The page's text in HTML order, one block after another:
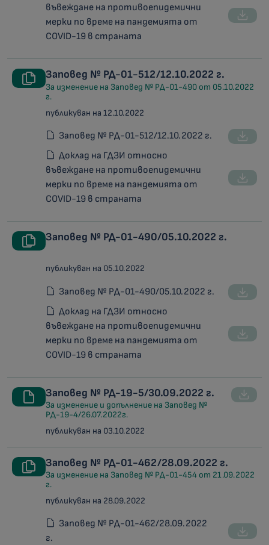
въвеждане на противоепидемични
мерки по време на пандемията от
COVID-19 в страната
Заповед № РД-01-512/12.10.2022 г.
За изменение на Заповед № РД-01-490 от 05.10.2022
г.
публикуван на 12.10.2022
Заповед № РД-01-512/12.10.2022 г.
Доклад на ГДЗИ относно
въвеждане на противоепидемични
мерки по време на пандемията от
COVID-19 в страната
Заповед № РД-01-490/05.10.2022 г.
публикуван на 05.10.2022
Заповед № РД-01-490/05.10.2022 г.
Доклад на ГДЗИ относно
въвеждане на противоепидемични
мерки по време на пандемията от
COVID-19 в страната
Заповед № РД-19-5/30.09.2022 г.
За изменение и допълнение на Заповед №
РД-19-4/26.07.2022г.
публикуван на 03.10.2022
Заповед № РД-01-462/28.09.2022 г.
За изменение на Заповед № РД-01-454 от 21.09.2022
г.
публикуван на 28.09.2022
Заповед № РД-01-462/28.09.2022
г.